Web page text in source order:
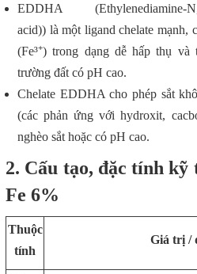
EDDHA (Ethylenediamine-
acid)) là một ligand chelate mạnh,
(Fe³⁺) trong dạng dễ hấp thụ
trường đất có pH cao.
Chelate EDDHA cho phép sắt
(các phản ứng với hydroxit,
nghèo sắt hoặc có pH cao.
2. Cấu tạo, đặc tính
Fe 6%
Thuộc
tính
Giá trị /